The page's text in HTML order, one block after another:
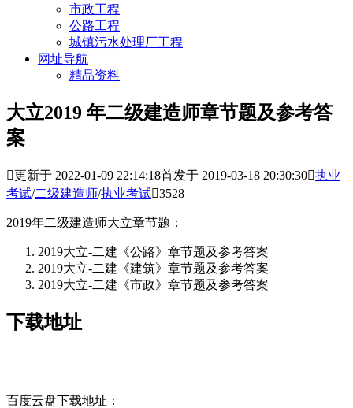
市政工程
公路工程
城镇污水处理厂工程
网址导航
精品资料
大立2019 年二级建造师章节题及参考答
案
更新于 2022-01-09 22:14:18首发于 2019-03-18 20:30:30执业
考试/二级建造师/执业考试3528
2019年二级建造师大立章节题：
2019大立-二建《公路》章节题及参考答案
2019大立-二建《建筑》章节题及参考答案
2019大立-二建《市政》章节题及参考答案
下载地址
百度云盘下载地址：